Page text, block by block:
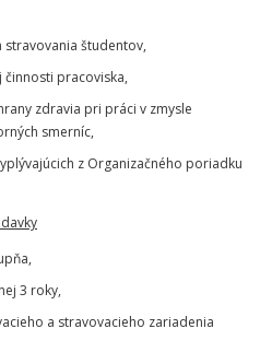
študentov,
pracoviska,
zdravia pri práci v zmysle
smerníc,
z Organizačného poriadku
3 roky,
a stravovacieho zariadenia